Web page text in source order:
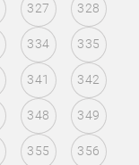
327 328
334 335
341 342
348 349
355 356